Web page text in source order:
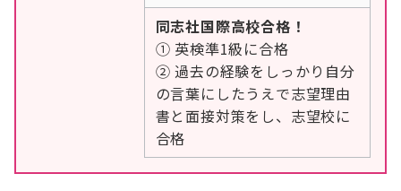
同志社国際高校合格！
① 英検準1級に合格
② 過去の経験をしっかり自分
の言葉にしたうえで志望理由
書と面接対策をし、志望校に
合格